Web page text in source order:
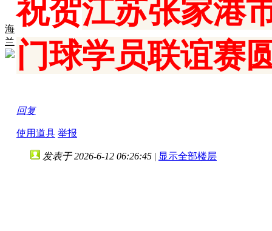
海
兰
祝贺江苏张家港
门球学员联谊赛
回复
使用道具 举报
发表于 2026-6-12 06:26:45 | 显示全部楼层